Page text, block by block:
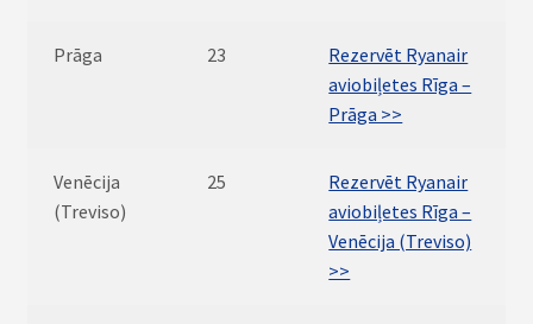
Prāga 23
Rezervēt Ryanair
aviobiļetes Rīga –
Prāga >>
Venēcija
(Treviso)
25
Rezervēt Ryanair
aviobiļetes Rīga –
Venēcija (Treviso)
>>